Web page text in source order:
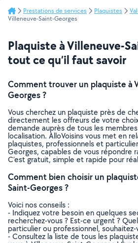
Prestations de services Plaquistes
Villeneuve-Saint-Georges
Plaquiste à Villeneuve-
tout ce qu’il faut savoir
Comment trouver un plaquiste à
Georges ?
Vous cherchez un plaquiste près de
directement les offreurs de votre
demande auprès de tous les
localisation. AlloVoisins vous met en
plaquistes, professionnels et
Georges, capables de vous répondre
C’est gratuit, simple et rapide pour
Comment bien choisir un
Saint-Georges ?
Voici nos conseils :
- Indiquez votre besoin en quelques
recherchez-vous ? Est-ce urgent ?
particulier ou professionnel, souhaitez-
- Consultez la liste de tous les